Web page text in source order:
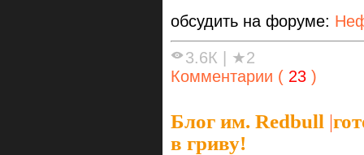
обсудить на форуме:
3.6К
★2
Комментарии ( 23 )
Блог им. Redbull |
в гриву!